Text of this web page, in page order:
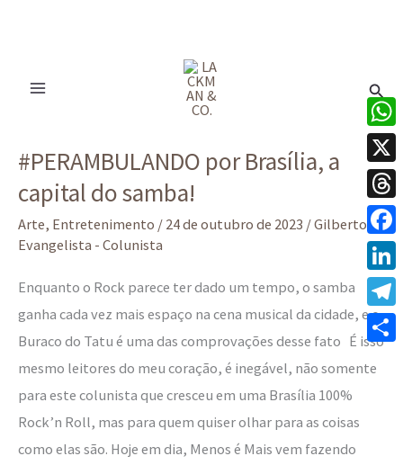
#PERAMBULANDO por Brasília, a
capital do samba!
Arte, Entretenimento / 24 de outubro de 2023 /Gilberto
Evangelista - Colunista
Enquanto o Rock parece ter dado um tempo, o samba
ganha cada vez mais espaço na cena musical da cidade, e o
Buraco do Tatu é uma das comprovações desse fato É isso
mesmo leitores do meu coração, é inegável, não somente
para este colunista que cresceu em uma Brasília 100%
Rock’n Roll, mas para quem quiser olhar para as coisas
como elas são. Hoje em dia, Menos é Mais vem fazendo
por
Brasília,
a
capital
samba!
X